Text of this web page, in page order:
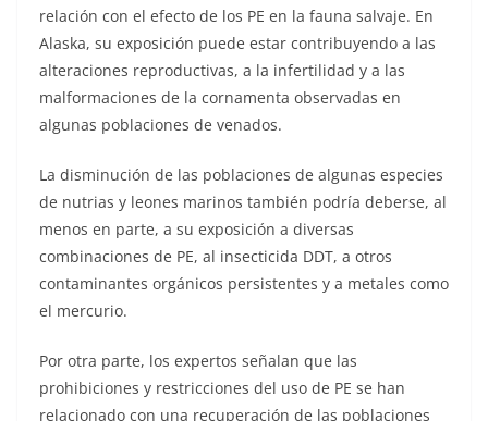
relación con el efecto de los PE en la fauna salvaje. En
Alaska, su exposición puede estar contribuyendo a las
alteraciones reproductivas, a la infertilidad y a las
malformaciones de la cornamenta observadas en
algunas poblaciones de venados.
La disminución de las poblaciones de algunas especies
de nutrias y leones marinos también podría deberse, al
menos en parte, a su exposición a diversas
combinaciones de PE, al insecticida DDT, a otros
contaminantes orgánicos persistentes y a metales como
el mercurio.
Por otra parte, los expertos señalan que las
prohibiciones y restricciones del uso de PE se han
relacionado con una recuperación de las poblaciones